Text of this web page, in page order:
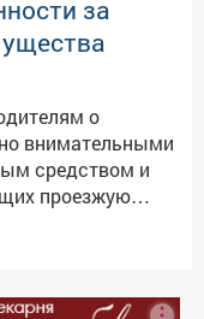
и
за
о
внимательными
средством и
проезжую
знак
могут